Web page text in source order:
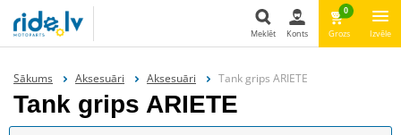
Meklēt Konts
0
Grozs Izvēle
Sākums Aksesuāri Aksesuāri Tank grips ARIETE
Tank grips ARIETE